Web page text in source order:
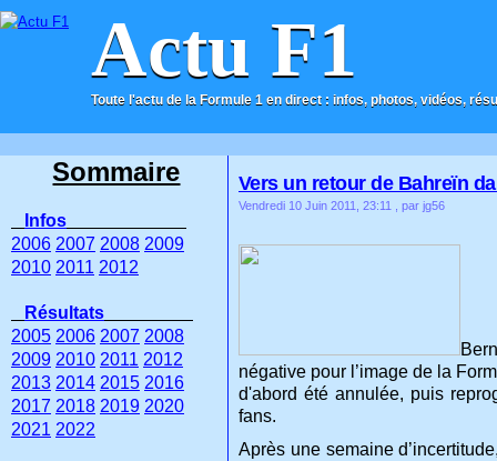
Actu F1
Toute l'actu de la Formule 1 en direct : infos, photos, vidéos,
ACCUEIL CONTACT
Vers un retour de Bahreïn
Vendredi 10 Juin 2011, 23:11 , par jg56
négative pour l’image de la
d'abord été annulée, puis
fans.
Après une semaine
Sommaire
Infos
2006 2007 2008 2009
2010 2011 2012
Résultats
2005 2006 2007 2008
2009 2010 2011 2012
2013 2014 2015 2016
2017 2018 2019 2020
2021 2022